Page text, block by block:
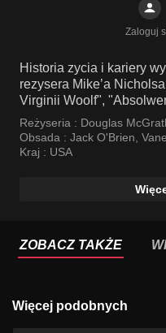
Zaloguj
Historia zycia i kariery
rezysera Mike’a Nicholsa, twórcy
Virginii Woolf",
Reżyseria : Douglas
Obsada : Jack O'Brien
Kraj : USA
ZOBACZ TAKŻE
Więcej podobnych